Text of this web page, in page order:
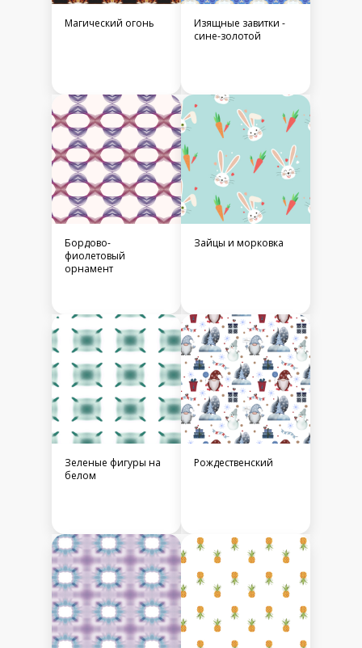
Магический огонь
Изящные завитки -
сине-золотой
Бордово-
фиолетовый
орнамент
Зайцы и морковка
Зеленые фигуры на
белом
Рождественский